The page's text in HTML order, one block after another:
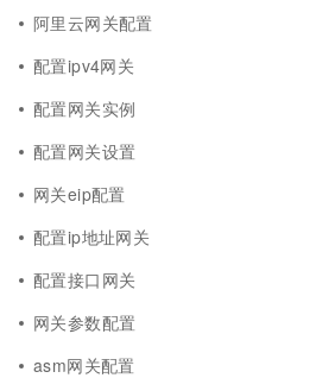
阿里云网关配置
配置ipv4网关
配置网关实例
配置网关设置
网关eip配置
配置ip地址网关
配置接口网关
网关参数配置
asm网关配置